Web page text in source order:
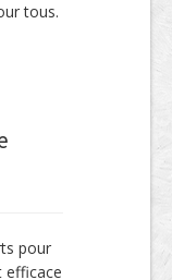
tous.
pour
efficace